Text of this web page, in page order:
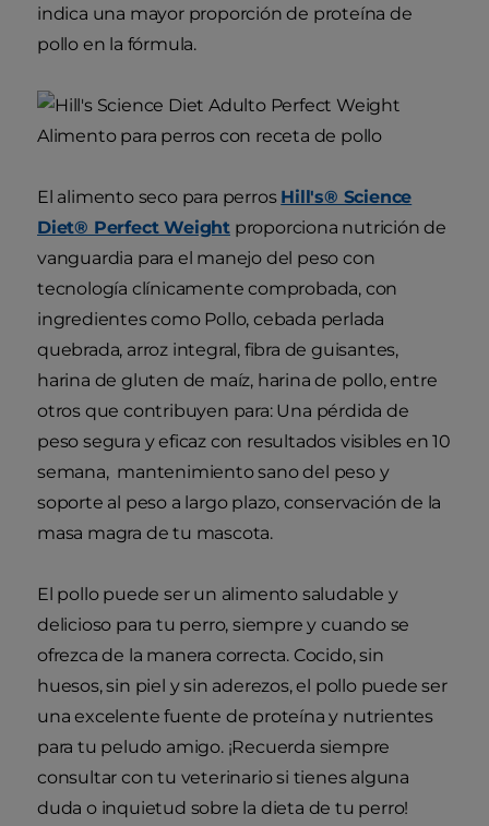
indica una mayor proporción de proteína de
pollo en la fórmula.
El alimento seco para perros Hill's® Science
Diet® Perfect Weight proporciona nutrición de
vanguardia para el manejo del peso con
tecnología clínicamente comprobada, con
ingredientes como Pollo, cebada perlada
quebrada, arroz integral, fibra de guisantes,
harina de gluten de maíz, harina de pollo, entre
otros que contribuyen para: Una pérdida de
peso segura y eficaz con resultados visibles en 10
semana, mantenimiento sano del peso y
soporte al peso a largo plazo, conservación de la
masa magra de tu mascota.
El pollo puede ser un alimento saludable y
delicioso para tu perro, siempre y cuando se
ofrezca de la manera correcta. Cocido, sin
huesos, sin piel y sin aderezos, el pollo puede ser
una excelente fuente de proteína y nutrientes
para tu peludo amigo. ¡Recuerda siempre
consultar con tu veterinario si tienes alguna
duda o inquietud sobre la dieta de tu perro!